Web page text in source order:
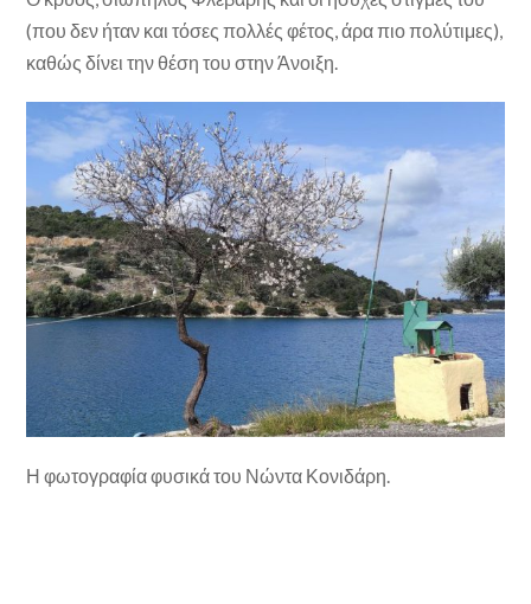
(που δεν ήταν και τόσες πολλές φέτος, άρα πιο πολύτιμες),
καθώς δίνει την θέση του στην Άνοιξη.
Η φωτογραφία φυσικά του Νώντα Κονιδάρη.